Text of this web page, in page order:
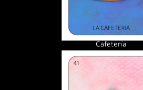
Cafetería